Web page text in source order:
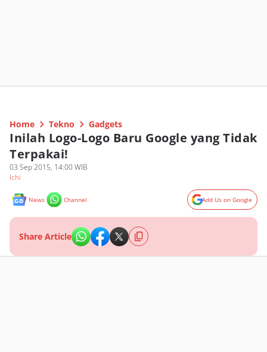
Home Tekno Gadgets
Inilah Logo-Logo Baru Google yang Tidak
Terpakai!
03 Sep 2015, 14:00 WIB
Ichi
News Channel Add Us on Google
Share Article